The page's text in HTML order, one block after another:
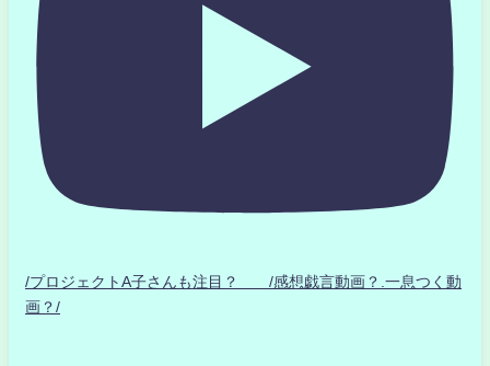
/プロジェクトA子さんも注目？ /感想戯言動画？.一息つく動
画？/